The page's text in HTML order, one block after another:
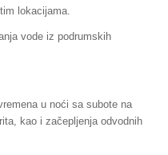
lokacijama.
vode iz podrumskih
u noći sa subote na
kao i začepljenja odvodnih